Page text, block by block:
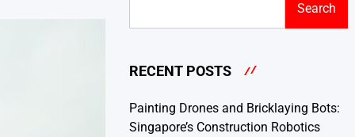
Search
RECENT POSTS
Painting Drones and Bricklaying Bots:
Singapore’s Construction Robotics